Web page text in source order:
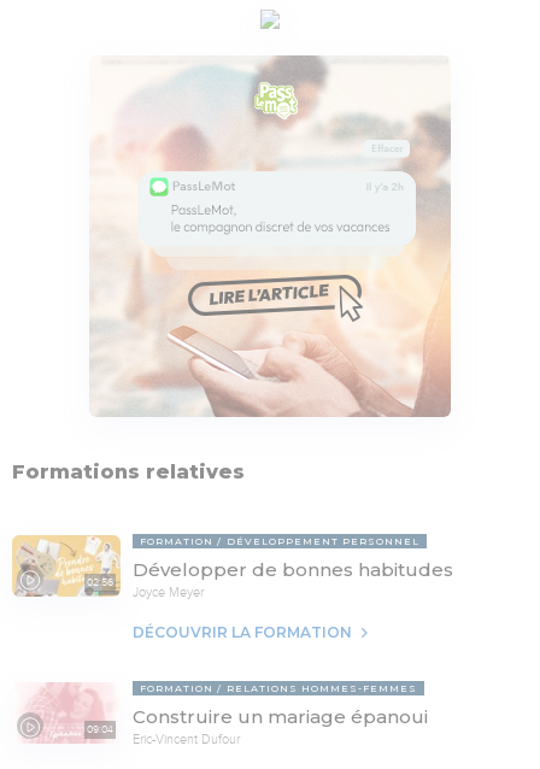
Formations relatives
02:56
FORMATION DÉVELOPPEMENT PERSONNEL
Développer de bonnes habitudes
Joyce Meyer
DÉCOUVRIR LA FORMATION
09:04
FORMATION RELATIONS HOMMES-FEMMES
Construire un mariage épanoui
Eric-Vincent Dufour